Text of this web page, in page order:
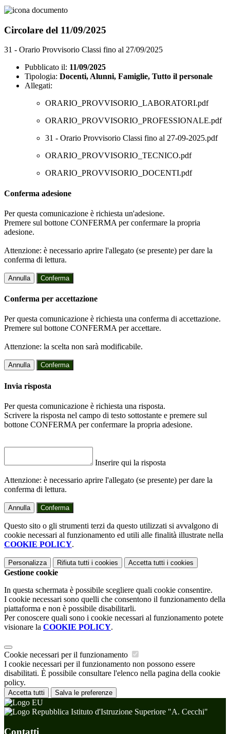
Circolare del 11/09/2025
31 - Orario Provvisorio Classi fino al 27/09/2025
Pubblicato il: 11/09/2025
Tipologia: Docenti, Alunni, Famiglie, Tutto il personale
Allegati:
ORARIO_PROVVISORIO_LABORATORI.pdf
ORARIO_PROVVISORIO_PROFESSIONALE.pdf
31 - Orario Provvisorio Classi fino al 27-09-2025.pdf
ORARIO_PROVVISORIO_TECNICO.pdf
ORARIO_PROVVISORIO_DOCENTI.pdf
Conferma adesione
Per questa comunicazione è richiesta un'adesione.
Premere sul bottone CONFERMA per confermare la propria
adesione.
Attenzione: è necessario aprire l'allegato (se presente) per dare la
conferma di lettura.
Annulla Conferma
Conferma per accettazione
Per questa comunicazione è richiesta una conferma di accettazione.
Premere sul bottone CONFERMA per accettare.
Attenzione: la scelta non sarà modificabile.
Annulla Conferma
Invia risposta
Per questa comunicazione è richiesta una risposta.
Scrivere la risposta nel campo di testo sottostante e premere sul
bottone CONFERMA per confermare la propria adesione.
Inserire qui la risposta
Attenzione: è necessario aprire l'allegato (se presente) per dare la
conferma di lettura.
Annulla Conferma
Questo sito o gli strumenti terzi da questo utilizzati si avvalgono di
cookie necessari al funzionamento ed utili alle finalità illustrate nella
COOKIE POLICY.
Personalizza Rifiuta tutti i cookies Accetta tutti i cookies
Gestione cookie
In questa schermata è possibile scegliere quali cookie consentire.
I cookie necessari sono quelli che consentono il funzionamento della
piattaforma e non è possibile disabilitarli.
Per conoscere quali sono i cookie necessari al funzionamento potete
visionare la COOKIE POLICY.
Cookie necessari per il funzionamento
I cookie necessari per il funzionamento non possono essere
disabilitati. È possibile consultare l'elenco nella pagina della cookie
policy.
Accetta tutti Salva le preferenze
Istituto d'Istruzione Superiore "A. Cecchi"
Contatti